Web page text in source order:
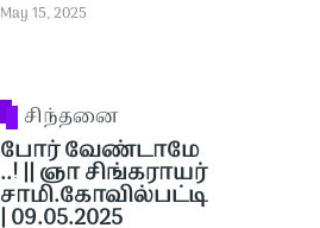
May 15, 2025
சிந்தனை
போர் வேண்டாமே
..! || ஞா சிங்கராயர்
சாமி.கோவில்பட்டி
| 09.05.2025